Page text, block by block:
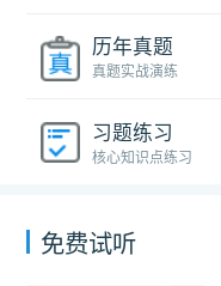
历年真题
真题实战演练
习题练习
核心知识点练习
免费试听